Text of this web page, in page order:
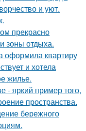
и уют.
прекрасно
зоны отдыха.
оформила квартиру
и хотела
жилье.
- яркий пример того,
пространства.
бережного